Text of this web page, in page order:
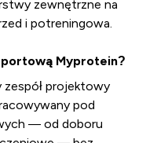
zewnętrzne na
i potreningowa.
Myprotein?
zespół projektowy
pod
— od doboru